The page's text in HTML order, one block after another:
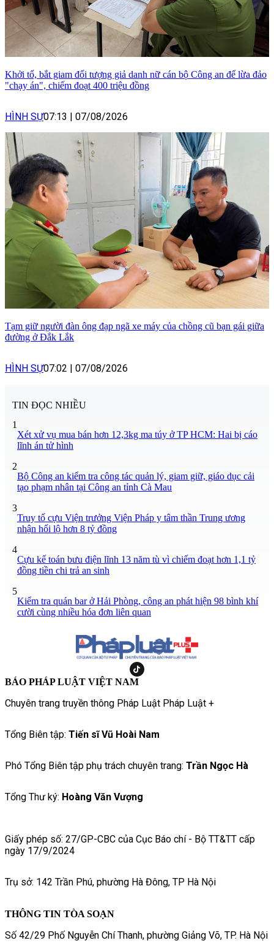
Khởi tố, bắt giam đối tượng giả danh nữ cán bộ Công an để lừa đảo
"chạy án", chiếm đoạt 400 triệu đồng
HÌNH SỰ07:13 | 07/08/2026
Tạm giữ người đàn ông đạp ngã xe máy của chồng cũ bạn gái giữa
đường ở Đắk Lắk
HÌNH SỰ07:02 | 07/08/2026
TIN ĐỌC NHIỀU
1
Xét xử vụ mua bán hơn 12,3kg ma túy ở TP HCM: Hai bị cáo
lĩnh án tử hình
2
Bộ Công an kiểm tra công tác quản lý, giam giữ, giáo dục cải
tạo phạm nhân tại Công an tỉnh Cà Mau
3
Truy tố cựu Viện trưởng Viện Pháp y tâm thần Trung ương
nhận hối lộ hơn 8 tỷ đồng
4
Cựu kế toán bưu điện lĩnh 13 năm tù vì chiếm đoạt hơn 1,1 tỷ
đồng tiền chi trả an sinh
5
Kiểm tra quán bar ở Hải Phòng, công an phát hiện 98 bình khí
cười cùng nhiều hóa đơn liên quan
BÁO PHÁP LUẬT VIỆT NAM
Chuyên trang truyền thông Pháp Luật Pháp Luật +
Tổng Biên tập: Tiến sĩ Vũ Hoài Nam
Phó Tổng Biên tập phụ trách chuyên trang: Trần Ngọc Hà
Tổng Thư ký: Hoàng Văn Vượng
Giấy phép số: 27/GP-CBC của Cục Báo chí - Bộ TT&TT cấp
ngày 17/9/2024
Trụ sở: 142 Trần Phú, phường Hà Đông, TP Hà Nội
THÔNG TIN TÒA SOẠN
Số 42/29 Phố Nguyễn Chí Thanh, phường Giảng Võ, TP. Hà Nội